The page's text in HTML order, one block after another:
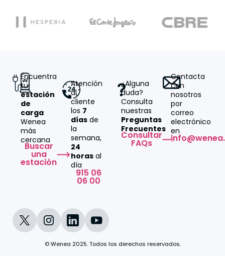
Encuentra
tu
estación
de
carga
Wenea
más
cercana
Buscar
una
estación
Atención
al
cliente
los 7
díasde
la
semana,
24
horasal
día
915 06
06 00
¿Alguna
duda?
Consulta
nuestras
Preguntas
Frecuentes
Consultar
FAQs
Contacta
con
nosotros
por
correo
electrónico
en
© Wenea 2025. Todos los derechos reservados.